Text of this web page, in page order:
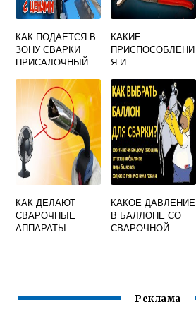
КАК ПОДАЕТСЯ В
ЗОНУ СВАРКИ
ПРИСАДОЧНЫЙ
ЭКСТРУЗИОННОЙ
СВАРКЕ ОТВЕТ
КАКИЕ
ПРИСПОСОБЛЕНИ
Я И
ПРИМЕНЯЮТ НА
ПОСТУ ГАЗОВОЙ
СВАРКИ
КАК ДЕЛАЮТ
СВАРОЧНЫЕ
АППАРАТЫ
КАКОЕ ДАВЛЕНИЕ
В БАЛЛОНЕ СО
СВАРОЧНОЙ
Реклама